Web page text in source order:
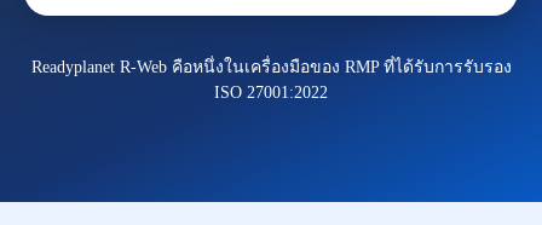
Readyplanet R-Web คือหนึ่งในเครื่องมือของ RMP ที่ได้รับการรับรอง
ISO 27001:2022